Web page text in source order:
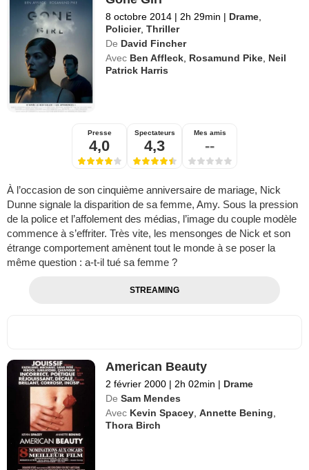
8 octobre 2014 | 2h 29min | Drame
Policier,Thriller
De David Fincher
Avec Ben Affleck Rosamund Pike Neil
Patrick Harris
Presse
4,0
Spectateurs
4,3
Mes amis
--
À l’occasion de son cinquième anniversaire de mariage, Nick
Dunne signale la disparition de sa femme, Amy. Sous la pression
de la police et l’affolement des médias, l’image du couple modèle
commence à s’effriter. Très vite, les mensonges de Nick et son
étrange comportement amènent tout le monde à se poser la
même question : a-t-il tué sa femme ?
STREAMING
American Beauty
2 février 2000 | 2h 02min | Drame
De Sam Mendes
Avec Kevin Spacey ,Annette Bening
Thora Birch